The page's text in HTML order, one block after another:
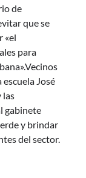
de
que se
«el
para
José
las
gabinete
y brindar
del sector.